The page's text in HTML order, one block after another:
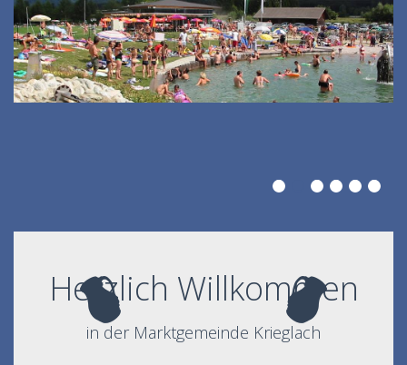
Herzlich Willkommen
in der Marktgemeinde Krieglach